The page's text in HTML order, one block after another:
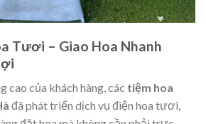
Tươi – Giao Hoa Nhanh
cao của khách hàng, các tiệm hoa
đã phát triển dịch vụ điện hoa tươi,